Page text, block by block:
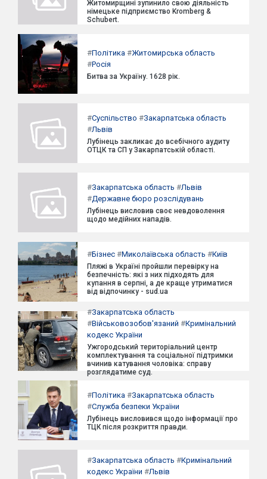
Житомирщині зупинило свою діяльність
німецьке підприємство Kromberg &
Schubert.
#Політика #Житомирська область
#Росія
Битва за Україну. 1628 рік.
#Суспільство #Закарпатська область
#Львів
Лубінець закликає до всебічного аудиту
ОТЦК та СП у Закарпатській області.
#Закарпатська область #Львів
#Державне бюро розслідувань
Лубінець висловив своє невдоволення
щодо медійних нападів.
#Бізнес #Миколаївська область #Київ
Пляжі в Україні пройшли перевірку на
безпечність: які з них підходять для
купання в серпні, а де краще утриматися
від відпочинку - sud.ua
#Закарпатська область
#Військовозобов'язаний #Кримінальний
кодекс України
Ужгородський територіальний центр
комплектування та соціальної підтримки
вчинив катування чоловіка: справу
розглядатиме суд.
#Політика #Закарпатська область
#Служба безпеки України
Лубінець висловився щодо інформації про
ТЦК після розкриття правди.
#Закарпатська область #Кримінальний
кодекс України #Львів